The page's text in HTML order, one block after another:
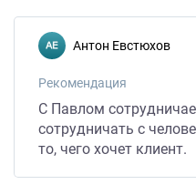
Антон Евстюхов
Рекомендация
С Павлом
сотрудничать с
то, чего хочет клиент.